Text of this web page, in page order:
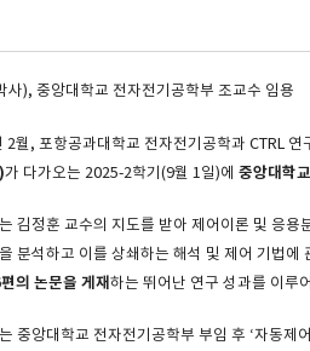
2월, 포항공과대학교 전자전기공학과 CTRL
)가 다가오는 2025-2학기(9월 1일)에 중앙대학
김정훈 교수의 지도를 받아 제어이론 및 응
분석하고 이를 상쇄하는 해석 및 제어 기법에
편의 논문을 게재하는 뛰어난 연구 성과를 이루
중앙대학교 전자전기공학부 부임 후 ‘자동